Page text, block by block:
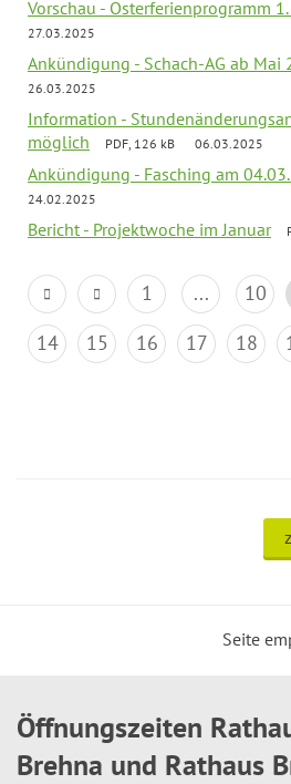
Vorschau - Osterferienprogramm 1.
27.03.2025
Ankündigung - Schach-AG ab Mai
26.03.2025
Information -
möglich
PDF, 126 kB 06.03.2025
Ankündigung - Fasching am
24.02.2025
Bericht - Projektwoche im Januar
1 ... 10
14
15 16 17 18
Seite
Öffnungszeiten
Brehna und Rathaus